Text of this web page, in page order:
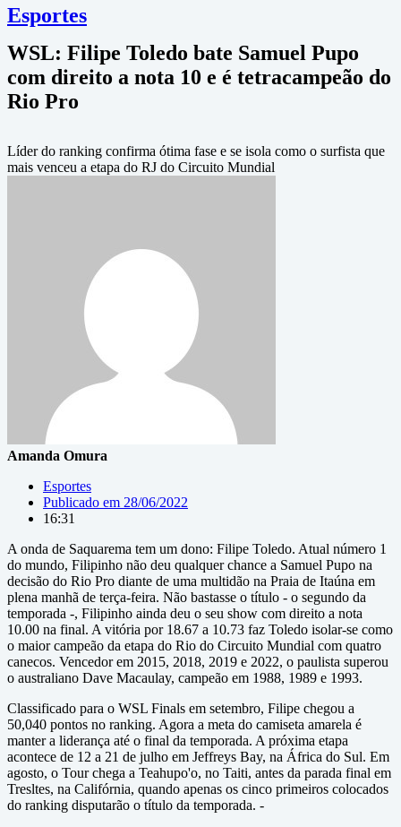
Esportes
WSL: Filipe Toledo bate Samuel Pupo
com direito a nota 10 e é tetracampeão do
Rio Pro
Líder do ranking confirma ótima fase e se isola como o surfista que
mais venceu a etapa do RJ do Circuito Mundial
Amanda Omura
Esportes
Publicado em 28/06/2022
16:31
A onda de Saquarema tem um dono: Filipe Toledo. Atual número 1
do mundo, Filipinho não deu qualquer chance a Samuel Pupo na
decisão do Rio Pro diante de uma multidão na Praia de Itaúna em
plena manhã de terça-feira. Não bastasse o título - o segundo da
temporada -, Filipinho ainda deu o seu show com direito a nota
10.00 na final. A vitória por 18.67 a 10.73 faz Toledo isolar-se como
o maior campeão da etapa do Rio do Circuito Mundial com quatro
canecos. Vencedor em 2015, 2018, 2019 e 2022, o paulista superou
o australiano Dave Macaulay, campeão em 1988, 1989 e 1993.
Classificado para o WSL Finals em setembro, Filipe chegou a
50,040 pontos no ranking. Agora a meta do camiseta amarela é
manter a liderança até o final da temporada. A próxima etapa
acontece de 12 a 21 de julho em Jeffreys Bay, na África do Sul. Em
agosto, o Tour chega a Teahupo'o, no Taiti, antes da parada final em
Tresltes, na Califórnia, quando apenas os cinco primeiros colocados
do ranking disputarão o título da temporada. -